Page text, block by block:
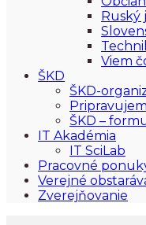
Ruský
Viem
ŠKD
ŠKD-
ŠKD –
IT Akadémia
IT SciLab
Pracovné
Verejné
Zverejňovanie